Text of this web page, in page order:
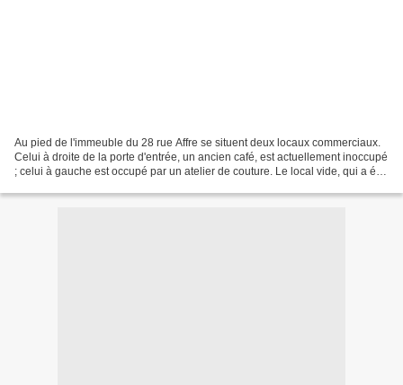
Au pied de l'immeuble du 28 rue Affre se situent deux locaux commerciaux.
Celui à droite de la porte d'entrée, un ancien café, est actuellement inoccupé
; celui à gauche est occupé par un atelier de couture. Le local vide, qui a été